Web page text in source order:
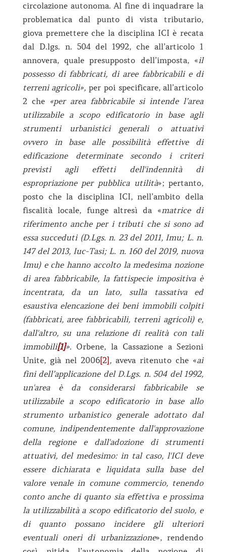
circolazione autonoma. Al fine di inquadrare la
problematica dal punto di vista tributario,
giova premettere che la disciplina ICI è recata
dal D.lgs. n. 504 del 1992, che all’articolo 1
annovera, quale presupposto dell’imposta, «il
possesso di fabbricati, di aree fabbricabili e di
terreni agricoli»,per poi specificare, all’articolo
2 che«per area fabbricabile si intende l’area
utilizzabile a scopo edificatorio in base agli
strumenti urbanistici generali o attuativi
ovvero in base alle possibilità effettive di
edificazione determinate secondo i criteri
previsti agli effetti dell'indennità di
espropriazione per pubblica utilità»; pertanto,
posto che la disciplina ICI, nell’ambito della
fiscalità locale, funge altresì da «matrice di
riferimento anche per i tributi che si sono ad
essa succeduti (D.Lgs. n. 23 del 2011, Imu; L. n.
147 del 2013, Iuc-Tasi; L. n. 160 del 2019, nuova
Imu) e che hanno accolto la medesima nozione
di area fabbricabile, la fattispecie impositiva è
incentrata, da un lato, sulla tassativa ed
esaustiva elencazione dei beni immobili colpiti
(fabbricati, aree fabbricabili, terreni agricoli) e,
dall'altro, su una relazione di realità con tali
immobili[1]». Orbene, la Cassazione a Sezioni
Unite, già nel 2006[2] ,aveva ritenuto che «ai
fini dell’applicazione del D.Lgs. n. 504 del 1992,
un'area è da considerarsi fabbricabile se
utilizzabile a scopo edificatorio in base allo
strumento urbanistico generale adottato dal
comune, indipendentemente dall'approvazione
della regione e dall'adozione di strumenti
attuativi, del medesimo: in tal caso, l'ICI deve
essere dichiarata e liquidata sulla base del
valore venale in comune commercio, tenendo
conto anche di quanto sia effettiva e prossima
la utilizzabilità a scopo edificatorio del suolo, e
di quanto possano incidere gli ulteriori
eventuali oneri di urbanizzazione», rendendo